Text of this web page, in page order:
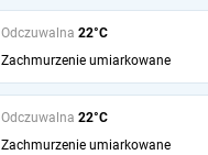
Odczuwalna 22°C
Zachmurzenie umiarkowane
Odczuwalna 22°C
Zachmurzenie umiarkowane